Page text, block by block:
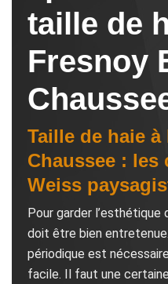
taille de
Fresnoy
Taille de haie à
Chaussee : les
Weiss
Pour garder l’esthétique
doit être bien
périodique est
facile. Il faut une